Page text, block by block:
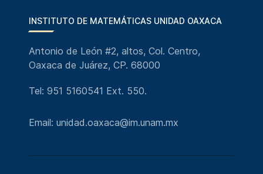
INSTITUTO DE MATEMÁTICAS UNIDAD OAXACA
Antonio de León #2, altos, Col. Centro,
Oaxaca de Juárez, CP. 68000
Tel: 951 5160541 Ext. 550.
Email: unidad.oaxaca@im.unam.mx